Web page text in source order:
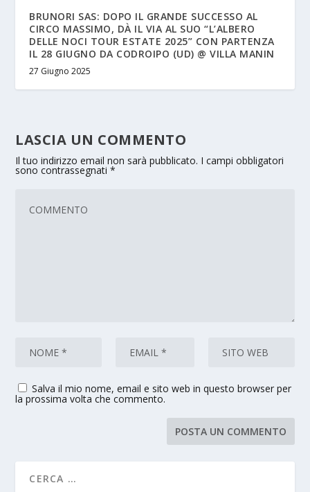
BRUNORI SAS: DOPO IL GRANDE SUCCESSO AL
CIRCO MASSIMO, DÀ IL VIA AL SUO “L’ALBERO
DELLE NOCI TOUR ESTATE 2025” CON PARTENZA
IL 28 GIUGNO DA CODROIPO (UD) @ VILLA MANIN
27 Giugno 2025
LASCIA UN COMMENTO
Il tuo indirizzo email non sarà pubblicato. I campi obbligatori
sono contrassegnati*
Salva il mio nome, email e sito web in questo browser per
la prossima volta che commento.